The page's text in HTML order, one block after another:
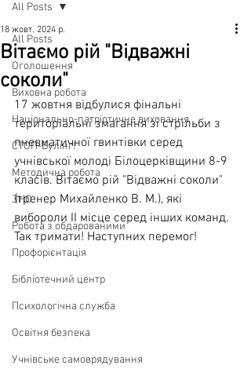
All Posts
Оголошення
Виховна робота
Національно-патріотичне виховання
СТОП-Булінг!
Методична робота
ЗНО
Робота з обдарованими
Профорієнтація
Бібліотечний центр
Психологічна служба
Освітня безпека
Учнівське самоврядування
All Posts
Вітаємо рій "Відважні
соколи"
18 жовт. 2024 р.
17 жовтня відбулися фінальні
територіальні змагання зі стрільби з
пневматичної гвинтівки серед
учнівської молоді Білоцерківщини 8-9
класів. Вітаємо рій "Відважні соколи"
(тренер Михайленко В. М.), які
вибороли ІІ місце серед інших команд.
Так тримати! Наступних перемог!